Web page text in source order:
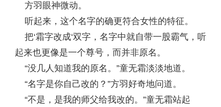
方羽眼神微动。
听起来，这个名字的确更符合女性的特征。
把‘霜字改成‘双字，名字中就自带一股霸气，听
起来也更像是一个尊号，而并非原名。
“没几人知道我的原名。”童无霜淡淡地道。
“名字是你自己改的？”方羽好奇地问道。
“不是，是我的师父给我改的。”童无霜站起